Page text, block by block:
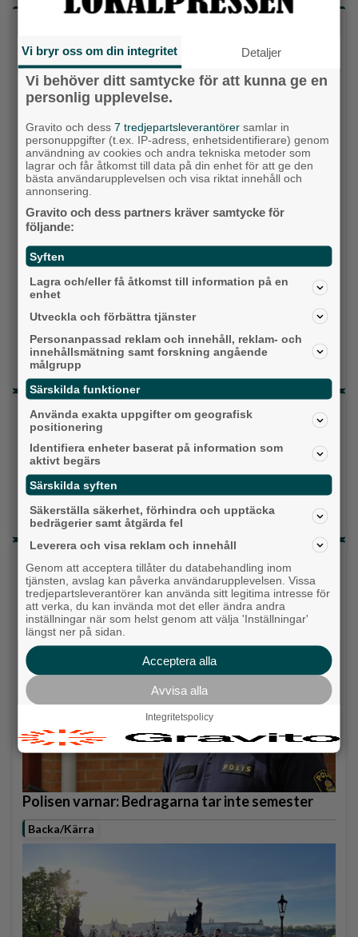
idag?
Socialdemokraterna
Moderaterna
Vänsterpartiet
Sverigedemokraterna
Miljöpartiet
Kristdemokraterna
Centerpartiet
Liberalerna
Vet ej
Topp tre denna veckan
Fastighetsägarna vill ha ny hyresmodell –
Hyresgästföreningen kritiska
Ny pastor i Equmeniakyrkan Långared
Då börjar tågen rulla igen: ”Vi ligger bra i fas”
Senaste artiklarna
Alingsås
Polisen varnar: Bedragarna tar inte semester
Backa/Kärra
Vi bryr oss om din integritet Detaljer
Vi behöver ditt samtycke för att kunna ge en
personlig upplevelse.
Gravito och dess7 tredjepartsleverantörer samlar in
personuppgifter (t.ex. IP-adress, enhetsidentifierare) genom
användning av cookies och andra tekniska metoder som
lagrar och får åtkomst till data på din enhet för att ge den
bästa användarupplevelsen och visa riktat innehåll och
annonsering.
Gravito och dess partners kräver samtycke för
följande:
Syften
Lagra och/eller få åtkomst till information på en
enhet
Utveckla och förbättra tjänster
Personanpassad reklam och innehåll, reklam- och
innehållsmätning samt forskning angående
målgrupp
Särskilda funktioner
Använda exakta uppgifter om geografisk
positionering
Identifiera enheter baserat på information som
aktivt begärs
Särskilda syften
Säkerställa säkerhet, förhindra och upptäcka
bedrägerier samt åtgärda fel
Leverera och visa reklam och innehåll
Genom att acceptera tillåter du databehandling inom
tjänsten, avslag kan påverka användarupplevelsen. Vissa
tredjepartsleverantörer kan använda sitt legitima intresse för
att verka, du kan invända mot det eller ändra andra
inställningar när som helst genom att välja 'Inställningar'
längst ner på sidan.
Acceptera alla
Avvisa alla
Integritetspolicy